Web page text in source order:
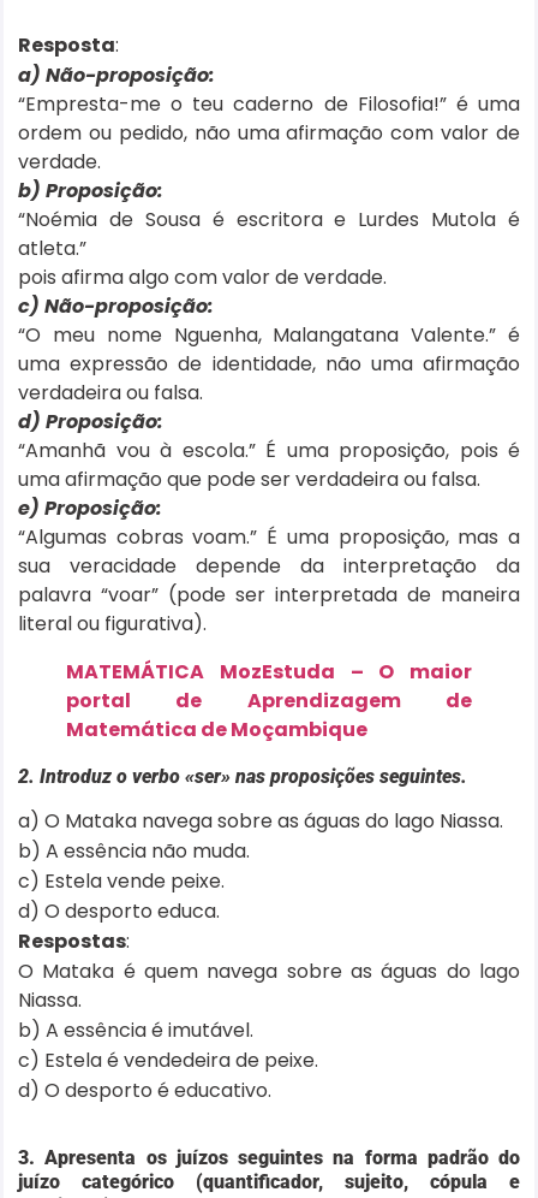
Resposta:
a) Não-proposição:
“Empresta-me o teu caderno de Filosofia!” é uma
ordem ou pedido, não uma afirmação com valor de
verdade.
b) Proposição:
“Noémia de Sousa é escritora e Lurdes Mutola é
atleta.”
pois afirma algo com valor de verdade.
c) Não-proposição:
“O meu nome Nguenha, Malangatana Valente.” é
uma expressão de identidade, não uma afirmação
verdadeira ou falsa.
d) Proposição:
“Amanhã vou à escola.” É uma proposição, pois é
uma afirmação que pode ser verdadeira ou falsa.
e) Proposição:
“Algumas cobras voam.” É uma proposição, mas a
sua veracidade depende da interpretação da
palavra “voar” (pode ser interpretada de maneira
literal ou figurativa).
MATEMÁTICA MozEstuda – O maior
portal de Aprendizagem de
Matemática de Moçambique
2. Introduz o verbo «ser» nas proposições seguintes.
a) O Mataka navega sobre as águas do lago Niassa.
b) A essência não muda.
c) Estela vende peixe.
d) O desporto educa.
Respostas:
O Mataka é quem navega sobre as águas do lago
Niassa.
b) A essência é imutável.
c) Estela é vendedeira de peixe.
d) O desporto é educativo.
3. Apresenta os juízos seguintes na forma padrão do
juízo categórico (quantificador, sujeito, cópula e